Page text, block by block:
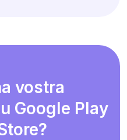
vostra
Google Play